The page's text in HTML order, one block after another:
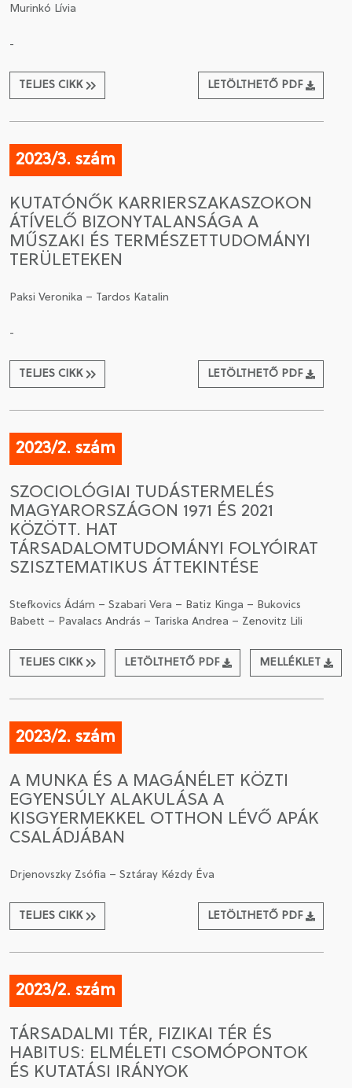
Murinkó Lívia
-
TELJES CIKK LETÖLTHETŐ PDF
2023/3. szám
KUTATÓNŐK KARRIERSZAKASZOKON
ÁTÍVELŐ BIZONYTALANSÁGA A
MŰSZAKI ÉS TERMÉSZETTUDOMÁNYI
TERÜLETEKEN
Paksi Veronika – Tardos Katalin
-
TELJES CIKK LETÖLTHETŐ PDF
2023/2. szám
SZOCIOLÓGIAI TUDÁSTERMELÉS
MAGYARORSZÁGON 1971 ÉS 2021
KÖZÖTT. HAT
TÁRSADALOMTUDOMÁNYI FOLYÓIRAT
SZISZTEMATIKUS ÁTTEKINTÉSE
Stefkovics Ádám – Szabari Vera – Batiz Kinga – Bukovics
Babett – Pavalacs András – Tariska Andrea – Zenovitz Lili
TELJES CIKK LETÖLTHETŐ PDF MELLÉKLET
2023/2. szám
A MUNKA ÉS A MAGÁNÉLET KÖZTI
EGYENSÚLY ALAKULÁSA A
KISGYERMEKKEL OTTHON LÉVŐ APÁK
CSALÁDJÁBAN
Drjenovszky Zsófia – Sztáray Kézdy Éva
TELJES CIKK LETÖLTHETŐ PDF
2023/2. szám
TÁRSADALMI TÉR, FIZIKAI TÉR ÉS
HABITUS: ELMÉLETI CSOMÓPONTOK
ÉS KUTATÁSI IRÁNYOK